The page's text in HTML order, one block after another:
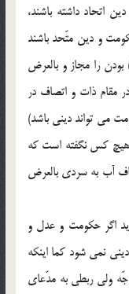
اتحاد داشته باشند،
و دين متّحد باشند
را مجاز و بالعرض
مقام ذات و اتصاف در
مي تواند ديني باشد)
هيچ كس نگفته است كه
آب به سردي بالعرض
اگر حكومت و عدل و
نمي شود كما اينكه
ولي ربطي به مدّعاي